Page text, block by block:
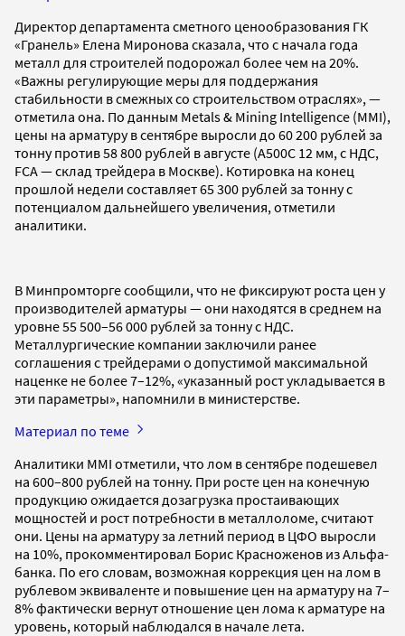
Директор департамента сметного ценообразования ГК
«Гранель» Елена Миронова сказала, что с начала года
металл для строителей подорожал более чем на 20%.
«Важны регулирующие меры для поддержания
стабильности в смежных со строительством отраслях», —
отметила она. По данным Metals & Mining Intelligence (MMI),
цены на арматуру в сентябре выросли до 60 200 рублей за
тонну против 58 800 рублей в августе (А500С 12 мм, с НДС,
FCA — склад трейдера в Москве). Котировка на конец
прошлой недели составляет 65 300 рублей за тонну с
потенциалом дальнейшего увеличения, отметили
аналитики.
В Минпромторге сообщили, что не фиксируют роста цен у
производителей арматуры — они находятся в среднем на
уровне 55 500–56 000 рублей за тонну с НДС.
Металлургические компании заключили ранее
соглашения с трейдерами о допустимой максимальной
наценке не более 7–12%, «указанный рост укладывается в
эти параметры», напомнили в министерстве.
Материал по теме
Аналитики MMI отметили, что лом в сентябре подешевел
на 600–800 рублей на тонну. При росте цен на конечную
продукцию ожидается дозагрузка простаивающих
мощностей и рост потребности в металлоломе, считают
они. Цены на арматуру за летний период в ЦФО выросли
на 10%, прокомментировал Борис Красноженов из Альфа-
банка. По его словам, возможная коррекция цен на лом в
рублевом эквиваленте и повышение цен на арматуру на 7–
8% фактически вернут отношение цен лома к арматуре на
уровень, который наблюдался в начале лета.